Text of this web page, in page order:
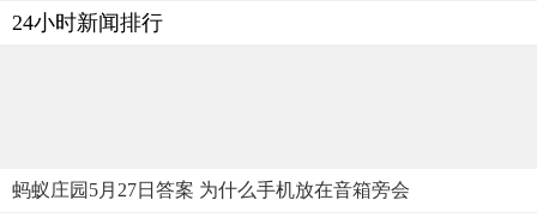
24小时新闻排行
蚂蚁庄园5月27日答案 为什么手机放在音箱旁会